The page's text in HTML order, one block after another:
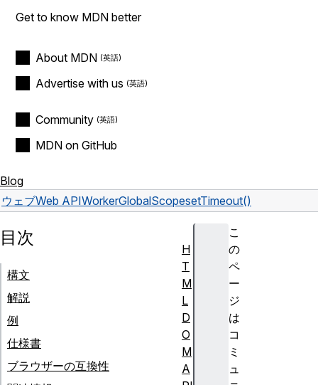
Get to know MDN better
About MDN
Advertise with us
Community
MDN on GitHub
Blog
ウェブWeb APIWorkerGlobalScopesetTimeout()
こ
の
ペ
ー
ジ
は
コ
ミ
ュ
目次
構文
解説
例
仕様書
ブラウザーの互換性
H
T
M
L
D
O
M
A